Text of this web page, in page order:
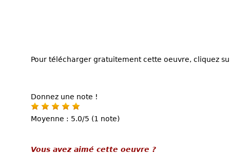
Pour télécharger gratuitement cette oeuvre, cliquez
Donnez une note !
Moyenne : 5.0/5 (1 note)
Vous avez aimé cette oeuvre ?